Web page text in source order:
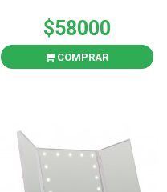
$58000
COMPRAR